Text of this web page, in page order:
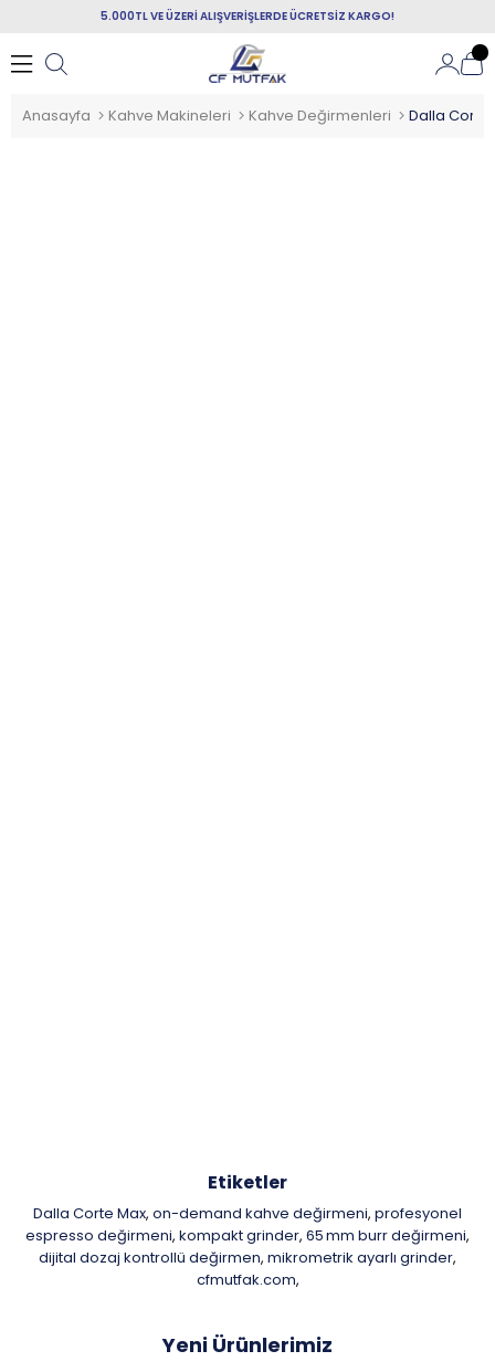
5.000TL VE ÜZERİ ALIŞVERİŞLERDE ÜCRETSİZ KARGO!
Anasayfa Kahve Makineleri Kahve Değirmenleri Dalla Corte
Etiketler
Dalla Corte Max, on-demand kahve değirmeni, profesyonel
espresso değirmeni, kompakt grinder, 65 mm burr değirmeni,
dijital dozaj kontrollü değirmen, mikrometrik ayarlı grinder,
cfmutfak.com,
Yeni Ürünlerimiz